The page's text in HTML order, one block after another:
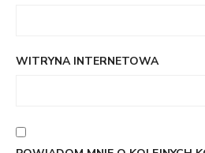
WITRYNA INTERNETOWA